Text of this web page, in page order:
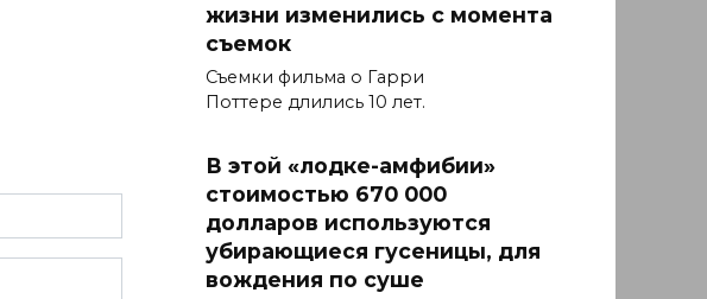
жизни изменились с момента
съемок
Съемки фильма о Гарри
Поттере длились 10 лет.
В этой «лодке-амфибии»
стоимостью 670 000
долларов используются
убирающиеся гусеницы, для
вождения по суше